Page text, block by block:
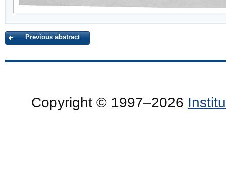
Previous abstract
Copyright © 1997–2026